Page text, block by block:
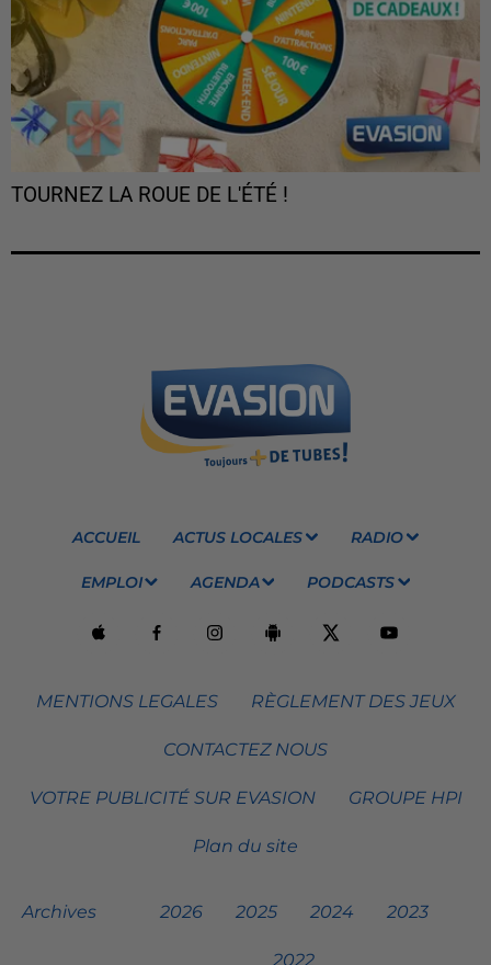
TOURNEZ LA ROUE DE L'ÉTÉ !
ACCUEIL ACTUS LOCALES RADIO
EMPLOI AGENDA PODCASTS
MENTIONS LEGALES RÈGLEMENT DES JEUX
CONTACTEZ NOUS
VOTRE PUBLICITÉ SUR EVASION GROUPE HPI
Plan du site
Archives 2026 2025 2024 2023
2022